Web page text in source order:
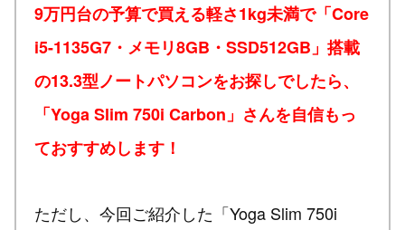
9万円台の予算で買える軽さ1kg未満で「Core
i5-1135G7・メモリ8GB・SSD512GB」搭載
の13.3型ノートパソコンをお探しでしたら、
「Yoga Slim 750i Carbon」さんを自信もっ
ておすすめします！
ただし、今回ご紹介した「Yoga Slim 750i